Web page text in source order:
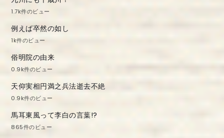
1.7k件のビュー
例えば卒然の如し
1k件のビュー
俗明院の由来
0.9k件のビュー
天仰実相円満之兵法逝去不絶
0.9k件のビュー
馬耳東風って李白の言葉!?
865件のビュー